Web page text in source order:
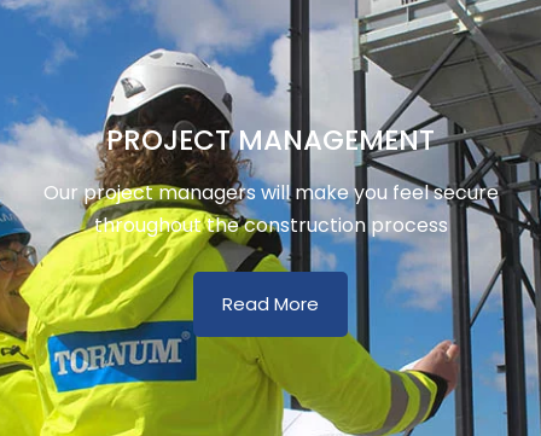
PROJECT MANAGEMENT
Our project managers will make you feel secure
throughout the construction process
Read More